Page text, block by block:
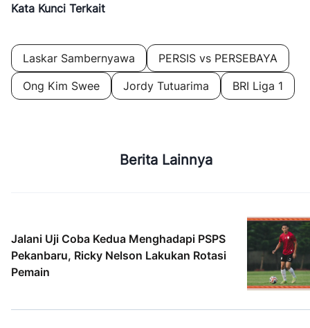
Kata Kunci Terkait
Laskar Sambernyawa
PERSIS vs PERSEBAYA
Ong Kim Swee
Jordy Tutuarima BRI Liga 1
Berita Lainnya
Jalani Uji Coba Kedua Menghadapi PSPS
Pekanbaru, Ricky Nelson Lakukan Rotasi
Pemain